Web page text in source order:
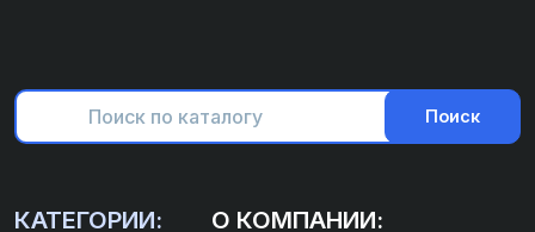
Поиск
КАТЕГОРИИ: О КОМПАНИИ: